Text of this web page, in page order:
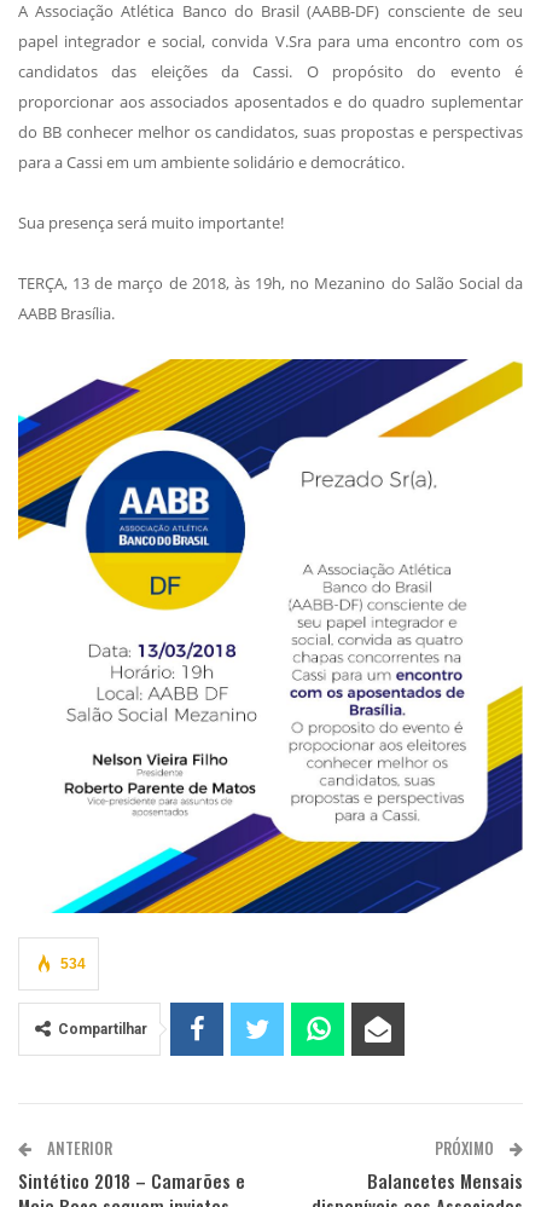
A Associação Atlética Banco do Brasil (AABB-DF) consciente de seu
papel integrador e social, convida V.Sra para uma encontro com os
candidatos das eleições da Cassi. O propósito do evento é
proporcionar aos associados aposentados e do quadro suplementar
do BB conhecer melhor os candidatos, suas propostas e perspectivas
para a Cassi em um ambiente solidário e democrático.
Sua presença será muito importante!
TERÇA, 13 de março de 2018, às 19h, no Mezanino do Salão Social da
AABB Brasília.
534
Compartilhar
ANTERIOR
Sintético 2018 – Camarões e
PRÓXIMO
Balancetes Mensais